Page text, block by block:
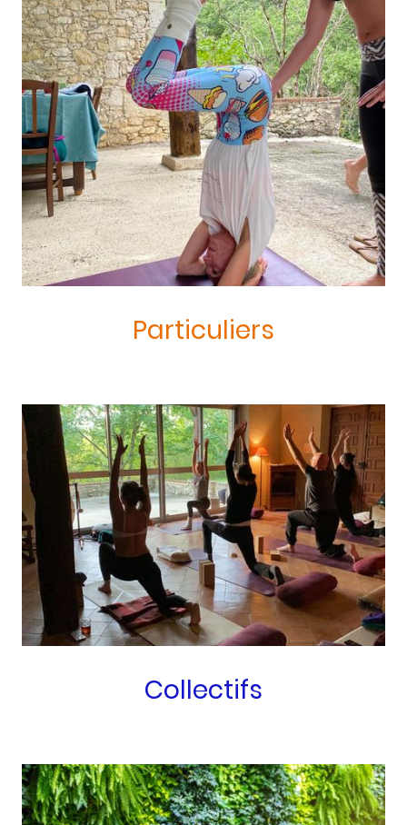
Particuliers
Collectifs